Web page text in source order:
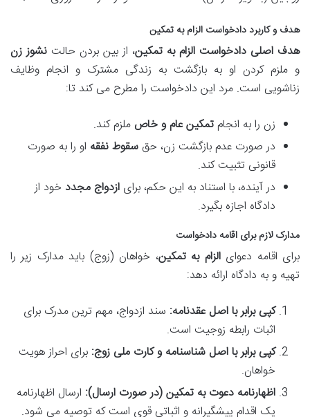
هدف و کاربرد دادخواست الزام به تمکین
هدف اصلی دادخواست الزام به تمکین، از بین بردن حالت نشوز زن
و ملزم کردن او به بازگشت به زندگی مشترک و انجام وظایف
زناشویی است. مرد این دادخواست را مطرح می کند تا:
زن را به انجامتمکین عام و خاص ملزم کند.
در صورت عدم بازگشت زن، حق سقوط نفقه او را به صورت
قانونی تثبیت کند.
در آینده، با استناد به این حکم، برای ازدواج مجدد خود از
دادگاه اجازه بگیرد.
مدارک لازم برای اقامه دادخواست
برای اقامه دعوایالزام به تمکین، خواهان (زوج) باید مدارک زیر را
تهیه و به دادگاه ارائه دهد:
کپی برابر با اصل عقدنامه: سند ازدواج، مهم ترین مدرک برای
اثبات رابطه زوجیت است.
کپی برابر با اصل شناسنامه و کارت ملی زوج: برای احراز هویت
خواهان.
اظهارنامه دعوت به تمکین (در صورت ارسال): ارسال اظهارنامه
یک اقدام پیشگیرانه و اثباتی قوی است که توصیه می شود.